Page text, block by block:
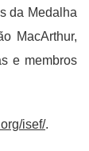
da Medalha
MacArthur,
e membros
isef/.